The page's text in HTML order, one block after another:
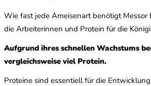
Wie fast jede Ameisenart benötigt Messor
die Arbeiterinnen und Protein für die
Aufgrund ihres schnellen Wachstums
vergleichsweise viel Protein.
Proteine sind essentiell für die